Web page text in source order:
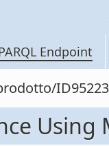
Endpoint
ID95223